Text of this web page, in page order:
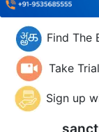
Find The
Take
Sign up